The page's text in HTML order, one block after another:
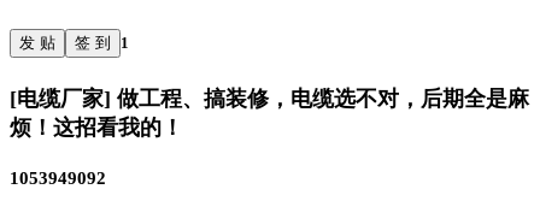
发 贴 签 到 1
[电缆厂家] 做工程、搞装修，电缆选不对，后期全是麻
烦！这招看我的！
1053949092